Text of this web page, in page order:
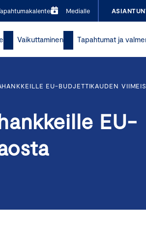
Medialle
Vaikuttaminen Tapahtumat ja
EU-BUDJETTIKAUDEN
EU-